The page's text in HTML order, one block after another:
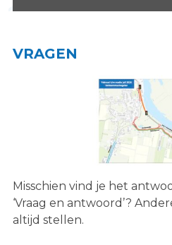
VRAGEN
Misschien vind je het
‘Vraag en antwoord’?
altijd stellen.